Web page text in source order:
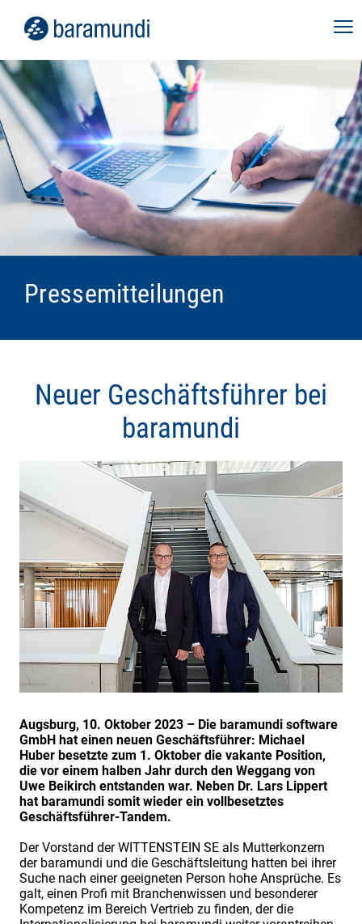
Pressemitteilungen
Neuer Geschäftsführer bei
baramundi
Augsburg, 10. Oktober 2023 – Die baramundi software
GmbH hat einen neuen Geschäftsführer: Michael
Huber besetzte zum 1. Oktober die vakante Position,
die vor einem halben Jahr durch den Weggang von
Uwe Beikirch entstanden war. Neben Dr. Lars Lippert
hat baramundi somit wieder ein vollbesetztes
Geschäftsführer-Tandem.
Der Vorstand der WITTENSTEIN SE als Mutterkonzern
der baramundi und die Geschäftsleitung hatten bei ihrer
Suche nach einer geeigneten Person hohe Ansprüche. Es
galt, einen Profi mit Branchenwissen und besonderer
Kompetenz im Bereich Vertrieb zu finden, der die